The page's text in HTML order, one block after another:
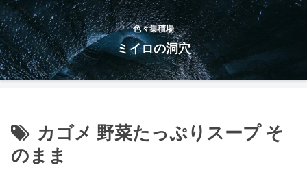
色々集積場
ミイロの洞穴
カゴメ 野菜たっぷりスープ そ
のまま